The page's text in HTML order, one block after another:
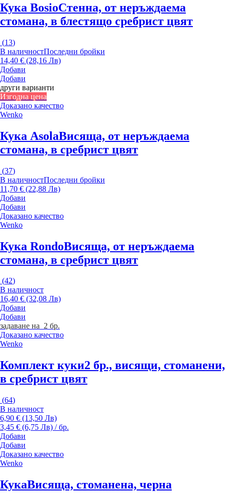
Кука BosioСтенна, от неръждаема
стомана, в блестящо сребрист цвят
(13)
В наличностПоследни бройки
14,40 € (28,16 Лв)
Добави
Добави
други варианти
Изгодна цена
Доказано качество
Wenko
Кука AsolaВисяща, от неръждаема
стомана, в сребрист цвят
(37)
В наличностПоследни бройки
11,70 € (22,88 Лв)
Добави
Добави
Доказано качество
Wenko
Кука RondoВисяща, от неръждаема
стомана, в сребрист цвят
(42)
В наличност
16,40 € (32,08 Лв)
Добави
Добави
задаване на 2 бр.
Доказано качество
Wenko
Комплект куки2 бр., висящи, стоманени,
в сребрист цвят
(64)
В наличност
6,90 € (13,50 Лв)
3,45 € (6,75 Лв) / бр.
Добави
Добави
Доказано качество
Wenko
КукаВисяща, стоманена, черна